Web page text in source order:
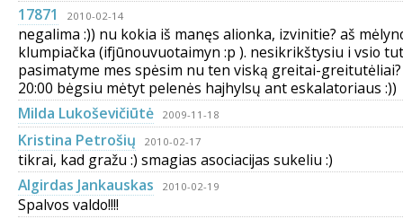
17871
2010-02-14
negalima :)) nu kokia iš manęs alionka, izvinitie? aš
klumpiačka (ifjūnouvuotaimyn :p ). nesikrikštysiu i vsio
pasimatyme mes spėsim nu ten viską greitai-
20:00 bėgsiu mėtyt pelenės hajhylsų ant eskalatoriaus :))
Milda Lukoševičiūtė
2009-11-18
Kristina Petrošių 2010-02-17
tikrai, kad gražu :) smagias asociacijas sukeliu :)
Algirdas Jankauskas
2010-02-19
Spalvos valdo!!!!